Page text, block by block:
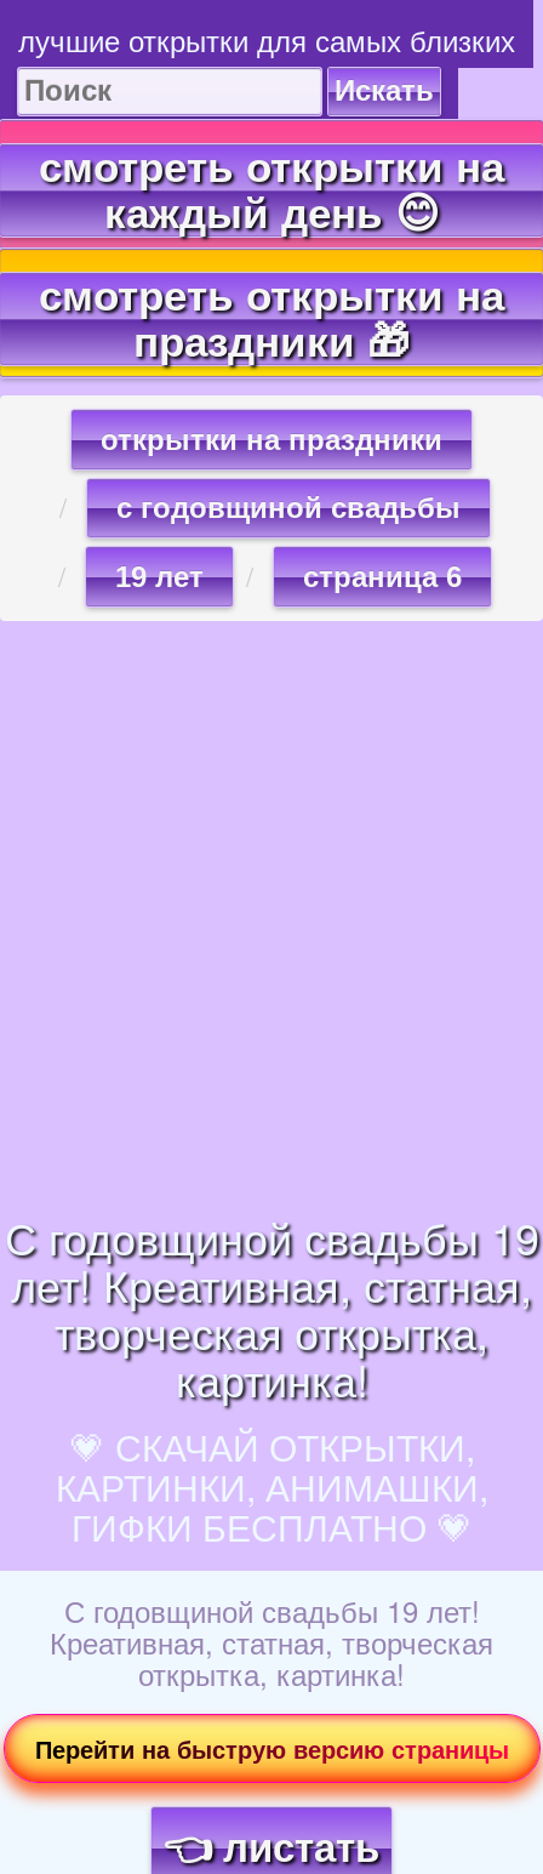
лучшие открытки для самых близких
Искать
смотреть открытки на
каждый день 😊
смотреть открытки на
праздники 🎁
открытки на праздники
с годовщиной свадьбы
19 лет страница 6
С годовщиной свадьбы 19
лет! Креативная, статная,
творческая открытка,
картинка!
💗 СКАЧАЙ ОТКРЫТКИ,
КАРТИНКИ, АНИМАШКИ,
ГИФКИ БЕСПЛАТНО 💗
С годовщиной свадьбы 19 лет!
Креативная, статная, творческая
открытка, картинка!
Перейти на быструю версию страницы
👈 листать